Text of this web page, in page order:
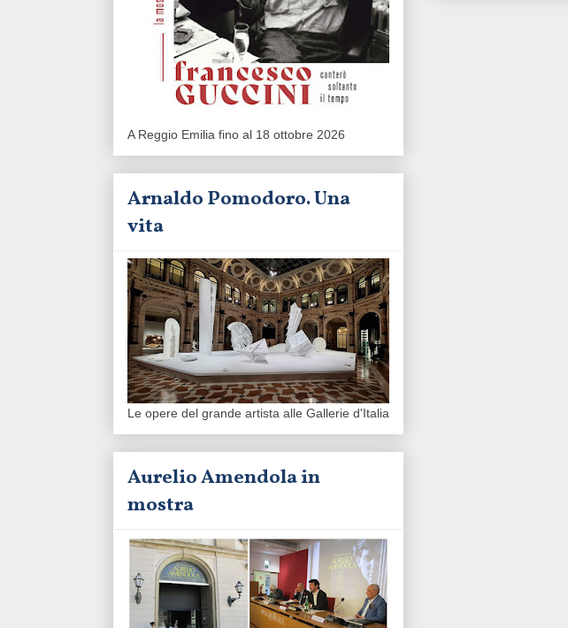
A Reggio Emilia fino al 18 ottobre 2026
Arnaldo Pomodoro. Una
vita
Le opere del grande artista alle Gallerie d'Italia
Aurelio Amendola in
mostra